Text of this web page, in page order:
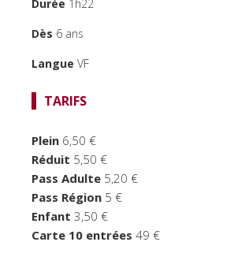
Durée 1h22
Dès 6 ans
Langue VF
TARIFS
Plein 6,50 €
Réduit 5,50 €
Pass Adulte 5,20 €
Pass Région 5 €
Enfant 3,50 €
Carte 10 entrées 49 €